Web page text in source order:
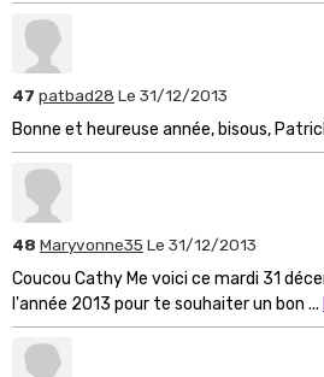
47 patbad28 Le 31/12/2013
Bonne et heureuse année, bisous,
48 Maryvonne35 Le 31/12/2013
Coucou Cathy Me voici ce mardi 31
l'année 2013 pour te souhaiter un bon ...